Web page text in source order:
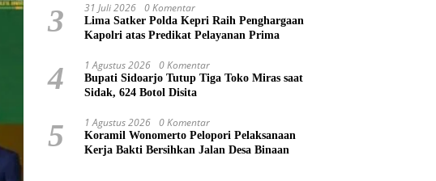
3 31 Juli 2026 0 Komentar
Lima Satker Polda Kepri Raih Penghargaan
Kapolri atas Predikat Pelayanan Prima
4 1 Agustus 2026 0 Komentar
Bupati Sidoarjo Tutup Tiga Toko Miras saat
Sidak, 624 Botol Disita
5 1 Agustus 2026 0 Komentar
Koramil Wonomerto Pelopori Pelaksanaan
Kerja Bakti Bersihkan Jalan Desa Binaan